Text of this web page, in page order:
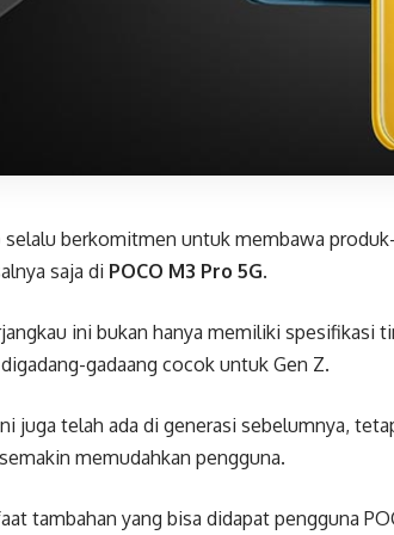
selalu berkomitmen untuk membawa
saja di POCO M3 Pro 5G.
ini bukan hanya memiliki spesifikasi
gadaang cocok untuk Gen Z.
juga telah ada di generasi sebelumnya,
memudahkan pengguna.
tambahan yang bisa didapat pengguna